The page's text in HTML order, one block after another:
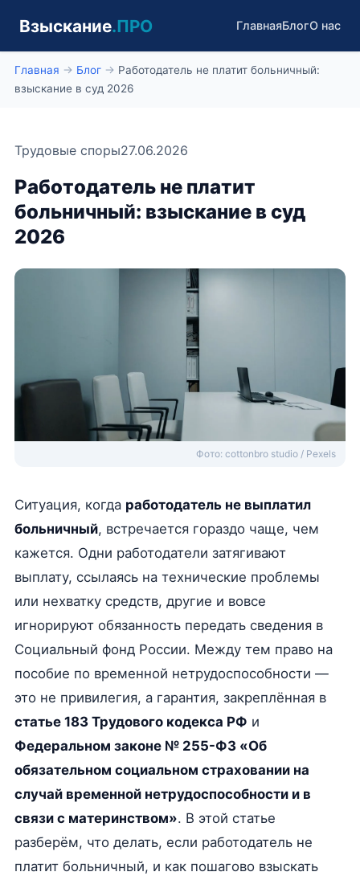
Взыскание.ПРО ГлавнаяБлогО нас
Главная → Блог→ Работодатель не платит больничный:
взыскание в суд 2026
Трудовые споры27.06.2026
Работодатель не платит
больничный: взыскание в суд
2026
Фото: cottonbro studio / Pexels
Ситуация, когда работодатель не выплатил
больничный, встречается гораздо чаще, чем
кажется. Одни работодатели затягивают
выплату, ссылаясь на технические проблемы
или нехватку средств, другие и вовсе
игнорируют обязанность передать сведения в
Социальный фонд России. Между тем право на
пособие по временной нетрудоспособности —
это не привилегия, а гарантия, закреплённая в
статье 183 Трудового кодекса РФ и
Федеральном законе № 255-ФЗ «Об
обязательном социальном страховании на
случай временной нетрудоспособности и в
связи с материнством». В этой статье
разберём, что делать, если работодатель не
платит больничный, и как пошагово взыскать